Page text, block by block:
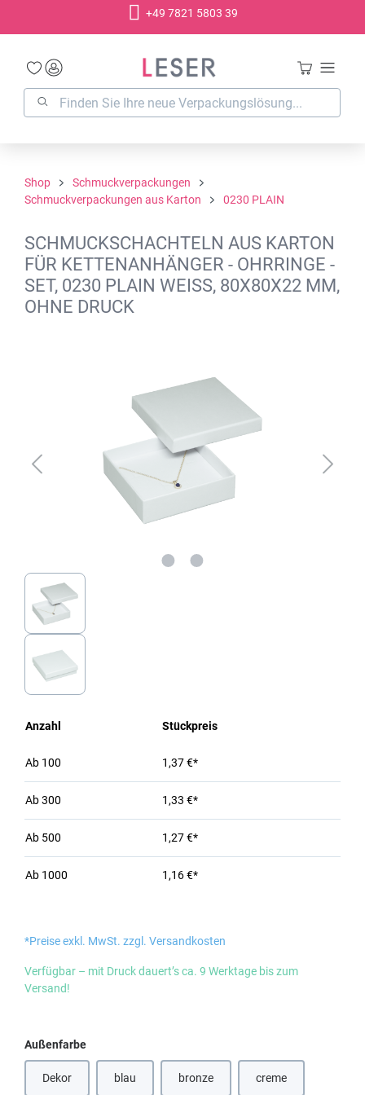
+49 7821 5803 39
Shop
Schmuckverpackungen
Schmuckverpackungen aus Karton
0230 PLAIN
SCHMUCKSCHACHTELN AUS KARTON
FÜR KETTENANHÄNGER - OHRRINGE -
SET, 0230 PLAIN WEISS, 80X80X22 MM,
OHNE DRUCK
Anzahl Stückpreis
Ab 100 1,37 €*
Ab300 1,33 €*
Ab 500 1,27 €*
Ab 1000 1,16 €*
*Preise exkl. MwSt. zzgl. Versandkosten
Verfügbar – mit Druck dauert’s ca. 9 Werktage bis zum
Versand!
Außenfarbeauswählen
Dekor(Diese Option ist zurzeit nicht verfügbar.)
blau bronze(Diese Option ist zurzeit nicht
creme